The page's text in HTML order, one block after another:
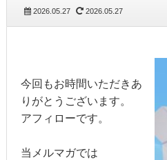
2026.05.27 2026.05.27
今回もお時間いただきあ
りがとうございます。
アフィローです。
当メルマガでは